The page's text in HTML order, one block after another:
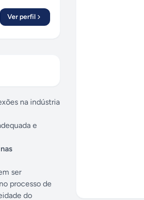
Ver perfil
na indústria
e
ser
processo de
do